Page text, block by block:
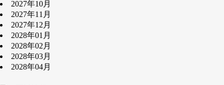
2027年10月
2027年11月
2027年12月
2028年01月
2028年02月
2028年03月
2028年04月